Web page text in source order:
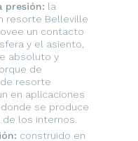
presión: la
resorte Belleville
un contacto
y el asiento,
absoluto y
de
resorte
en aplicaciones
se produce
los internos.
construido en